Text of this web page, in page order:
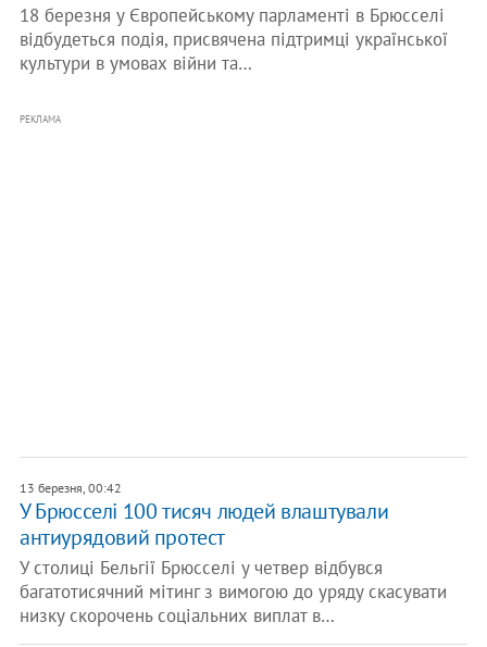
18 березня у Європейському парламенті в Брюсселі
відбудеться подія, присвячена підтримці української
культури в умовах війни та…
РЕКЛАМА
13 березня, 00:42
У Брюсселі 100 тисяч людей влаштували
антиурядовий протест
У столиці Бельгії Брюсселі у четвер відбувся
багатотисячний мітинг з вимогою до уряду скасувати
низку скорочень соціальних виплат в…